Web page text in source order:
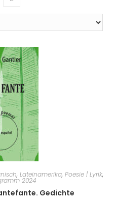
, Lateinamerika, Poesie | Lyrik,
2024
Gedichte